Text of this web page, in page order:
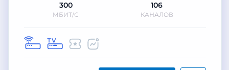
300
МБИТ/С
106
КАНАЛОВ